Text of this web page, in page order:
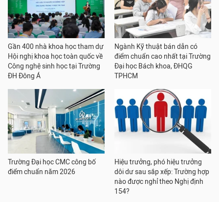
Gần 400 nhà khoa học tham dự
Hội nghị khoa học toàn quốc về
Công nghệ sinh học tại Trường
ĐH Đông Á
Ngành Kỹ thuật bán dẫn có
điểm chuẩn cao nhất tại Trường
Đại học Bách khoa, ĐHQG
TPHCM
Trường Đại học CMC công bố
điểm chuẩn năm 2026
Hiệu trưởng, phó hiệu trưởng
dôi dư sau sắp xếp: Trường hợp
nào được nghỉ theo Nghị định
154?